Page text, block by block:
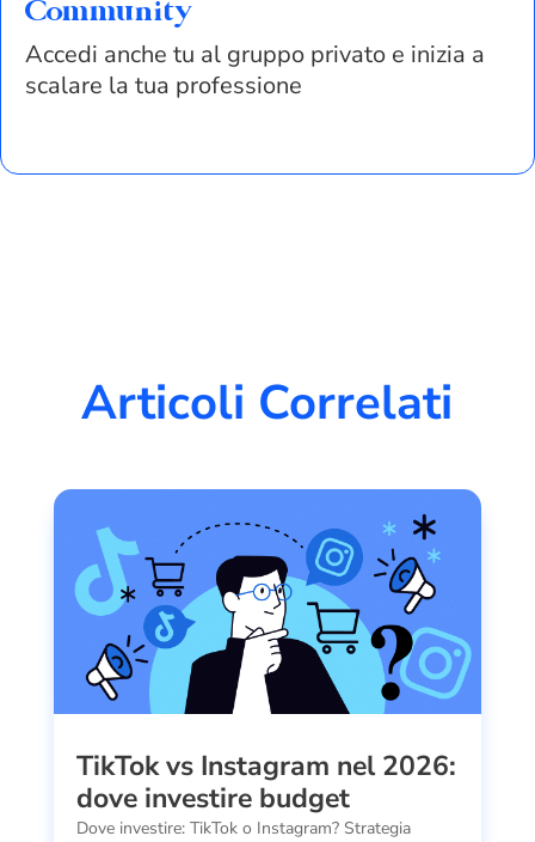
Community
Accedi anche tu al gruppo privato e inizia a
scalare la tua professione
Articoli Correlati
TikTok vs Instagram nel 2026:
dove investire budget
Dove investire: TikTok o Instagram? Strategia